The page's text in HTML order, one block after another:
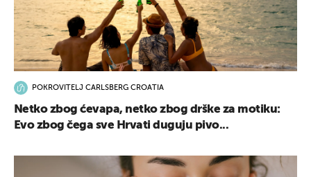
POKROVITELJ CARLSBERG CROATIA
Netko zbog ćevapa, netko zbog drške za motiku:
Evo zbog čega sve Hrvati duguju pivo...